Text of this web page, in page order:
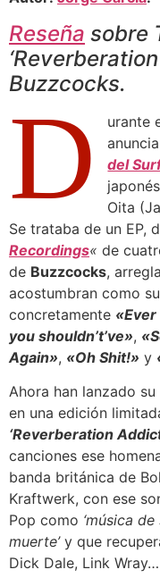
Reseña sobre
Buzzcocks.
D
urante
del
Oita
Se trataba de un EP,
Recordings« de
de Buzzcocks,
acostumbran como
concretamente
you shouldn’t’ve»,
Again», «Oh Shit!» y
Ahora han lanzado
en una edición
‘Reverberation
canciones ese
banda británica de
Kraftwerk, con ese
Pop como ‘música
muerte’ y que
Dick Dale, Link Wray…